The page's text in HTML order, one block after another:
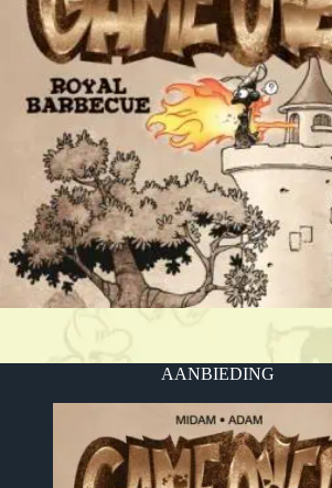
AANBIEDING